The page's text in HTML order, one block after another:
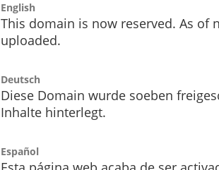
English
This domain is now reserved. As of
uploaded.
Deutsch
Diese Domain wurde soeben
Inhalte hinterlegt.
Español